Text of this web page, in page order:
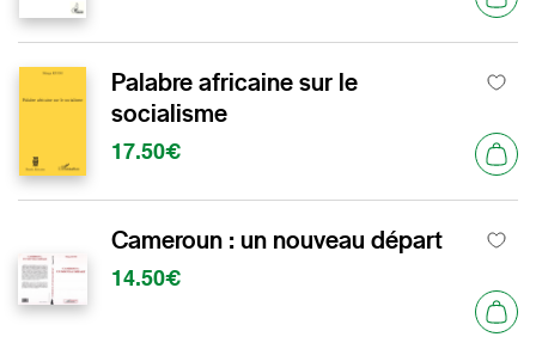
Palabre africaine sur le
socialisme
17.50€
Cameroun : un nouveau départ
14.50€